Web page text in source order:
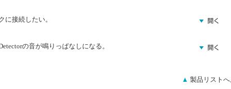
に接続したい。
の音が鳴りっぱなしになる。
▲ 製品リスト